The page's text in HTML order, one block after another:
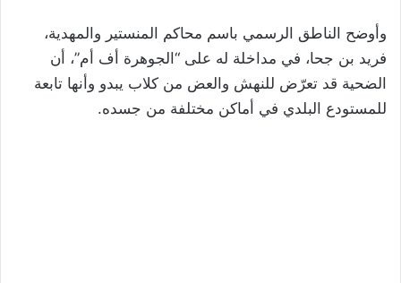
وأوضح الناطق الرسمي باسم محاكم المنستير والمهدية،
فريد بن جحا، في مداخلة له على “الجوهرة أف أم”، أن
الضحية قد تعرّض للنهش والعض من كلاب يبدو وأنها تابعة
للمستودع البلدي في أماكن مختلفة من جسده.